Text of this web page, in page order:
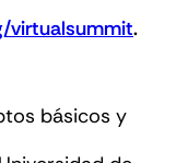
virtualsummit.
básicos y